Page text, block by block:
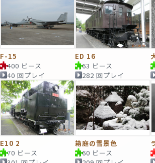
F-15
400 ピース
40 回プレイ
ED 16
63 ピース
282 回プレイ
E10 2
70 ピース
箱庭の雪景色
60 ピース